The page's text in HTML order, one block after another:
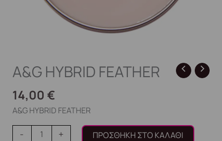
A&G HYBRID FEATHER
14,00 €
A&G HYBRID FEATHER
- + ΠΡΟΣΘΉΚΗ ΣΤΟ ΚΑΛΆΘΙ